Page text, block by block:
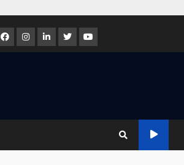
FacebookInstagram
LinkedInTwitterYoutube